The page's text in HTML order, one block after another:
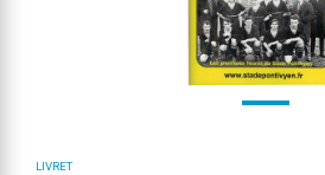
LIVRET